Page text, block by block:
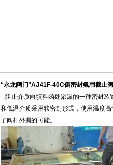
“永龙阀门”AJ41F-40C倒密封氨用截止阀
阻止介质向填料函处渗漏的一种密封装
和低温介质采用软密封形式，使用温度
了阀杆外漏的可能。